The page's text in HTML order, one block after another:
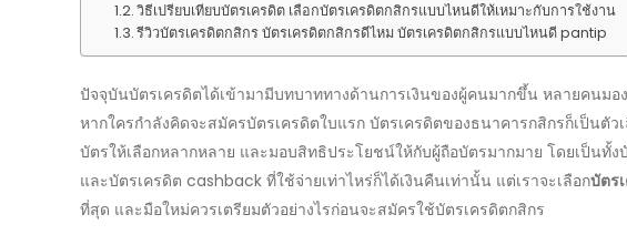
วิธีเปรียบเทียบบัตรเครดิต เลือกบัตรเครดิตกสิกรแบบไหนดีให้เหมาะกับการใช้งาน
รีวิวบัตรเครดิตกสิกร บัตรเครดิตกสิกรดีไหม บัตรเครดิตกสิกรแบบไหนดี pantip
ปัจจุบันบัตรเครดิตได้เข้ามามีบทบาททางด้านการเงินของผู้คนมากขึ้น หลายคนมอ
หากใครกำลังคิดจะสมัครบัตรเครดิตใบแรก บัตรเครดิตของธนาคารกสิกรก็เป็นตัว
บัตรให้เลือกหลากหลาย และมอบสิทธิประโยชน์ให้กับผู้ถือบัตรมากมาย โดยเป็นทั้ง
และบัตรเครดิต cashback ที่ใช้จ่ายเท่าไหร่ก็ได้เงินคืนเท่านั้น แต่เราจะเลือกบัตร
ที่สุด และมือใหม่ควรเตรียมตัวอย่างไรก่อนจะสมัครใช้บัตรเครดิตกสิกร